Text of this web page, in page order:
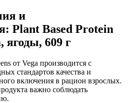
и
Plant Based Protein
ягоды, 609 г
от Vega производится с
стандартов качества и
включения в рацион взрослых.
важно соблюдать